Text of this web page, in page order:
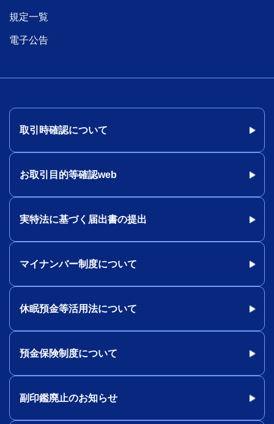
規定一覧
電子公告
取引時確認について
お取引目的等確認web
実特法に基づく届出書の提出
マイナンバー制度について
休眠預金等活用法について
預金保険制度について
副印鑑廃止のお知らせ